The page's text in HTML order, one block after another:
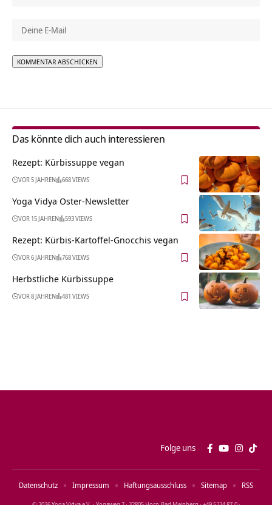
Das könnte dich auch interessieren
Rezept: Kürbissuppe vegan
VOR 5 JAHREN 668 VIEWS
Yoga Vidya Oster-Newsletter
VOR 15 JAHREN 593 VIEWS
Rezept: Kürbis-Kartoffel-Gnocchis vegan
VOR 6 JAHREN 768 VIEWS
Herbstliche Kürbissuppe
VOR 8 JAHREN 481 VIEWS
Folge uns
Datenschutz Impressum Haftungsausschluss Sitemap RSS